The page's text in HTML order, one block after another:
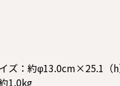
ズ：約φ13.0cm×25.1（
1.0kg